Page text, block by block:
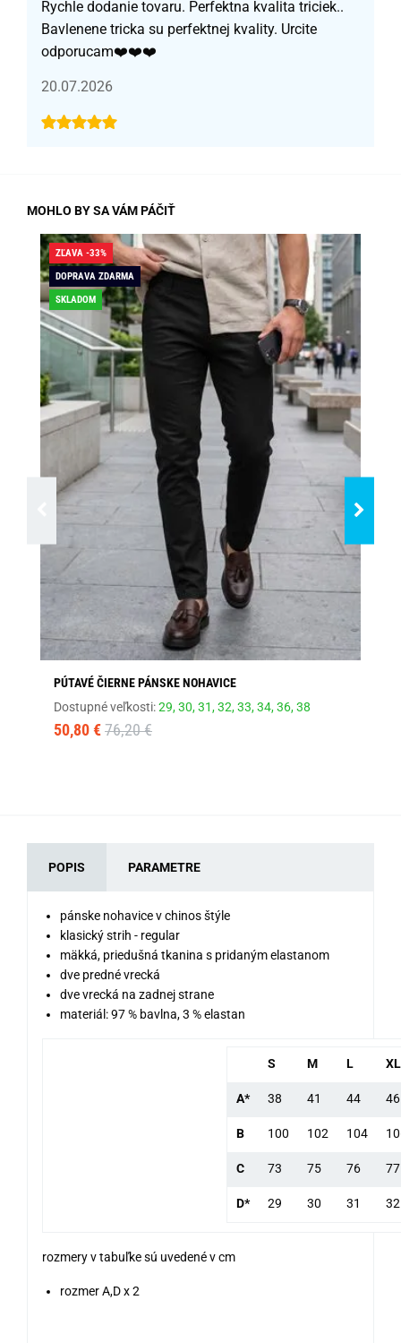
Rychle dodanie tovaru. Perfektna kvalita triciek..
Bavlenene tricka su perfektnej kvality. Urcite
odporucam❤️❤️❤️
20.07.2026
MOHLO BY SA VÁM PÁČIŤ
ZĽAVA -33%
DOPRAVA ZDARMA
SKLADOM
PÚTAVÉ ČIERNE PÁNSKE NOHAVICE
Dostupné veľkosti:29,30,31,32,33,34,36,38
50,80 € 76,20 €
POPIS PARAMETRE
pánske nohavice v chinos štýle
klasický strih - regular
mäkká, priedušná tkanina s pridaným elastanom
dve predné vrecká
dve vrecká na zadnej strane
materiál: 97 % bavlna, 3 % elastan
S M L XL
A* 38 41 44 46
B 100 102 104
C 73 75 76 77
D* 29 30 31 32
rozmery v tabuľke sú uvedené v cm
rozmer A,D x 2